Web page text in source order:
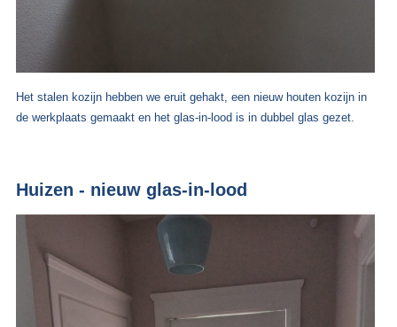
Het stalen kozijn hebben we eruit gehakt, een nieuw houten kozijn in
de werkplaats gemaakt en het glas-in-lood is in dubbel glas gezet.
Huizen - nieuw glas-in-lood